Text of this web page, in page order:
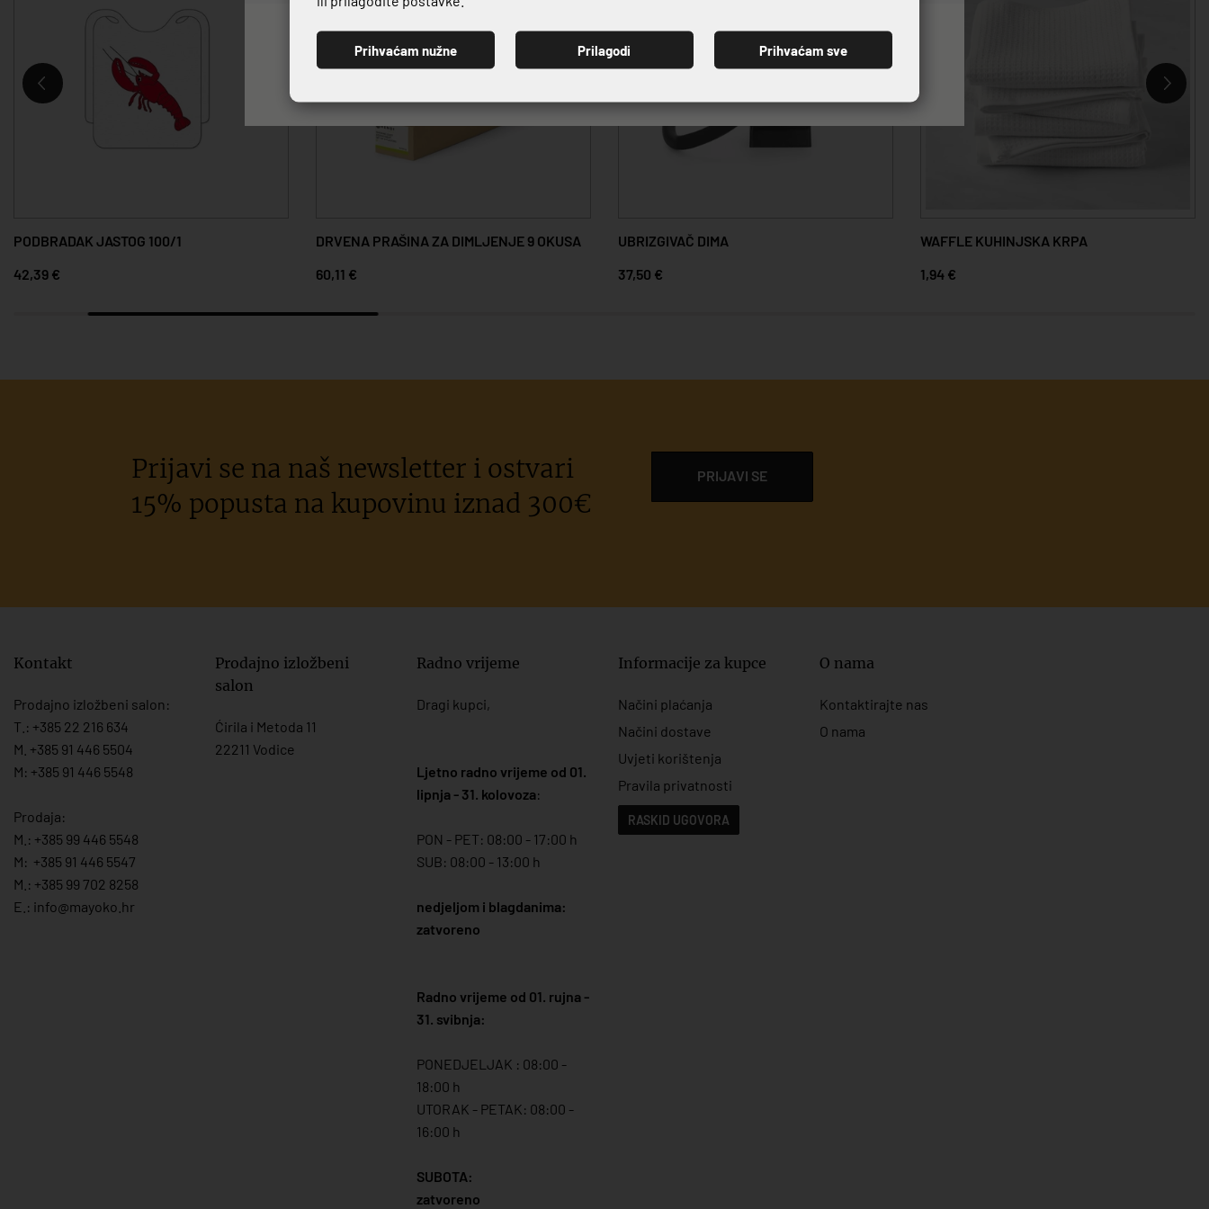
PODBRADAK JASTOG 100/1
42,39 €
DRVENA PRAŠINA ZA DIMLJENJE 9 OKUSA
60,11 €
UBRIZGIVAČ DIMA
37,50 €
WAFFLE KUHINJSKA KRPA
1,94 €
Prijavi se na naš newsletter i ostvari
15% popusta na kupovinu iznad 300€
PRIJAVI SE
Kontakt
Prodajno izložbeni salon:
T.: +385 22 216 634
M. +385 91 446 5504
M: +385 91 446 5548
Prodaja:
M.: +385 99 446 5548
M: +385 91 446 5547
M.: +385 99 702 8258
E.: info@mayoko. hr
Prodajno izložbeni
salon
Ćirila i Metoda 11
22211 Vodice
Radno vrijeme
Dragi kupci,
Ljetno radno vrijeme od 01.
lipnja - 31. kolovoza:
PON - PET: 08:00 - 17:00 h
SUB: 08:00 - 13:00 h
nedjeljom i blagdanima:
zatvoreno
Radno vrijeme od 01. rujna -
31. svibnja:
PONEDJELJAK : 08:00 -
18:00 h
UTORAK - PETAK: 08:00 -
16:00 h
SUBOTA:
zatvoreno
Informacije za kupce
Načini plaćanja
Načini dostave
Uvjeti korištenja
Pravila privatnosti
RASKID UGOVORA
O nama
Kontaktirajte nas
O nama
PRIJAVI SE
Prihvaćam nužne Prilagodi Prihvaćam sve